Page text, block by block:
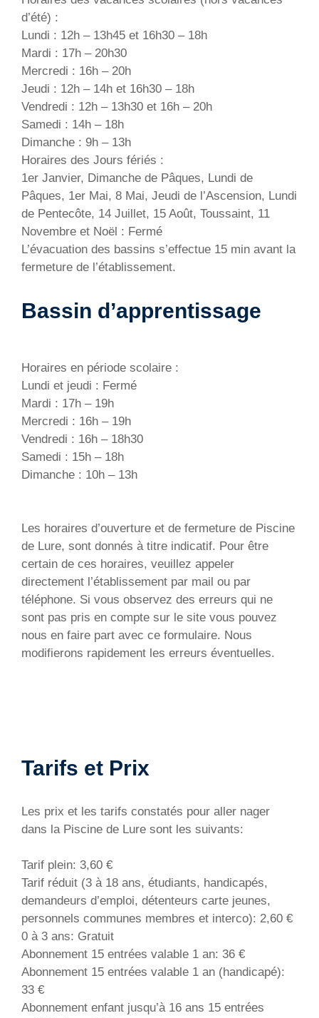
d’été) :
Lundi : 12h – 13h45 et 16h30 – 18h
Mardi : 17h – 20h30
Mercredi : 16h – 20h
Jeudi : 12h – 14h et 16h30 – 18h
Vendredi : 12h – 13h30 et 16h – 20h
Samedi : 14h – 18h
Dimanche : 9h – 13h
Horaires des Jours fériés :
1er Janvier, Dimanche de Pâques, Lundi de
Pâques, 1er Mai, 8 Mai, Jeudi de l’Ascension, Lundi
de Pentecôte, 14 Juillet, 15 Août, Toussaint, 11
Novembre et Noël : Fermé
L’évacuation des bassins s’effectue 15 min avant la
fermeture de l’établissement.
Bassin d’apprentissage
Horaires en période scolaire :
Lundi et jeudi : Fermé
Mardi : 17h – 19h
Mercredi : 16h – 19h
Vendredi : 16h – 18h30
Samedi : 15h – 18h
Dimanche : 10h – 13h
Les horaires d’ouverture et de fermeture de Piscine
de Lure, sont donnés à titre indicatif. Pour être
certain de ces horaires, veuillez appeler
directement l’établissement par mail ou par
téléphone. Si vous observez des erreurs qui ne
sont pas pris en compte sur le site vous pouvez
nous en faire part avec ce formulaire. Nous
modifierons rapidement les erreurs éventuelles.
Tarifs et Prix
Les prix et les tarifs constatés pour aller nager
dans la Piscine de Lure sont les suivants:
Tarif plein: 3,60 €
Tarif réduit (3 à 18 ans, étudiants, handicapés,
demandeurs d’emploi, détenteurs carte jeunes,
personnels communes membres et interco): 2,60 €
0 à 3 ans: Gratuit
Abonnement 15 entrées valable 1 an: 36 €
Abonnement 15 entrées valable 1 an (handicapé):
33 €
Abonnement enfant jusqu’à 16 ans 15 entrées